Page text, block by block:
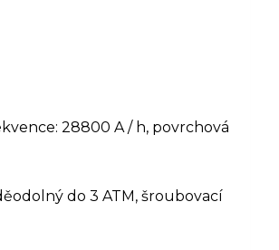
28800 A / h, povrchová
do 3 ATM, šroubovací